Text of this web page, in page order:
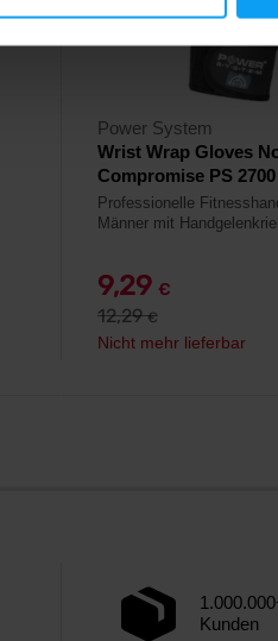
Power System
Wrist Wrap Gloves
Compromise PS
Professionelle
Männer mit
9,29 €
12,29€
Nicht mehr lieferbar
Kunden